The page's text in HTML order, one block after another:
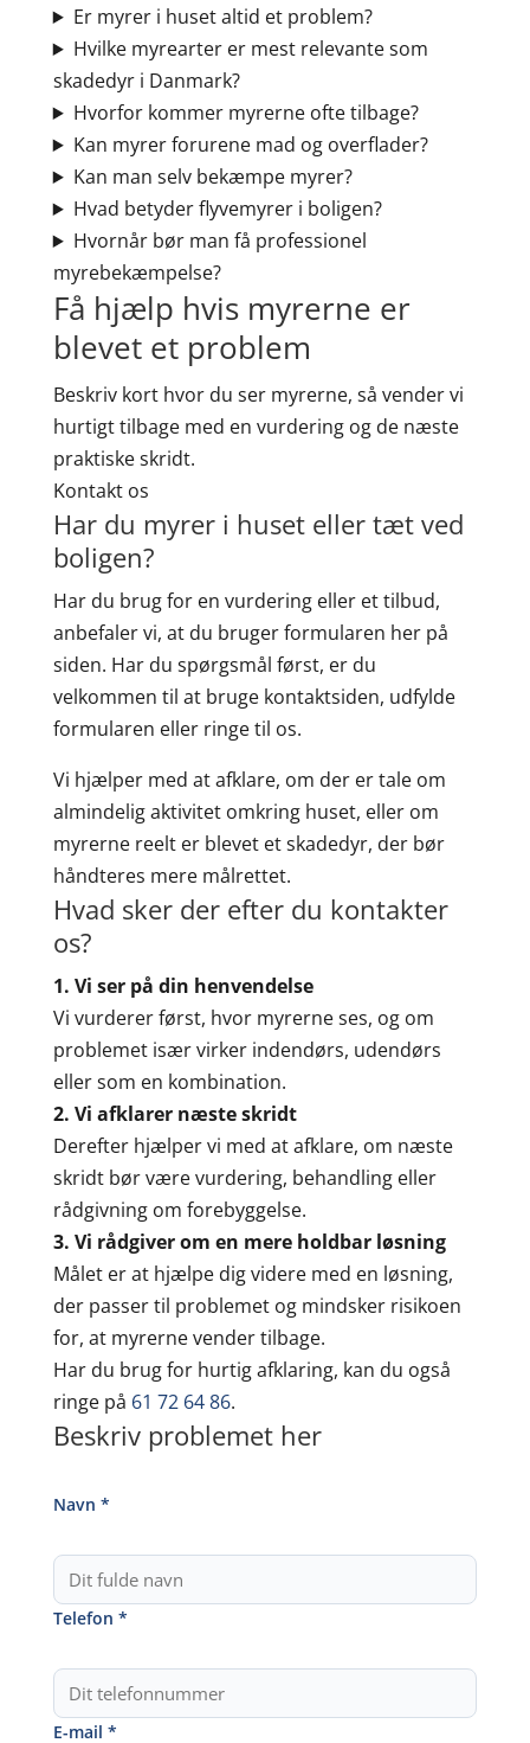
Er myrer i huset altid et problem?
Hvilke myrearter er mest relevante som
skadedyr i Danmark?
Hvorfor kommer myrerne ofte tilbage?
Kan myrer forurene mad og overflader?
Kan man selv bekæmpe myrer?
Hvad betyder flyvemyrer i boligen?
Hvornår bør man få professionel
myrebekæmpelse?
Få hjælp hvis myrerne er
blevet et problem
Beskriv kort hvor du ser myrerne, så vender vi
hurtigt tilbage med en vurdering og de næste
praktiske skridt.
Kontakt os
Har du myrer i huset eller tæt ved
boligen?
Har du brug for en vurdering eller et tilbud,
anbefaler vi, at du bruger formularen her på
siden. Har du spørgsmål først, er du
velkommen til at bruge kontaktsiden, udfylde
formularen eller ringe til os.
Vi hjælper med at afklare, om der er tale om
almindelig aktivitet omkring huset, eller om
myrerne reelt er blevet et skadedyr, der bør
håndteres mere målrettet.
Hvad sker der efter du kontakter
os?
1. Vi ser på din henvendelse
Vi vurderer først, hvor myrerne ses, og om
problemet især virker indendørs, udendørs
eller som en kombination.
2. Vi afklarer næste skridt
Derefter hjælper vi med at afklare, om næste
skridt bør være vurdering, behandling eller
rådgivning om forebyggelse.
3. Vi rådgiver om en mere holdbar løsning
Målet er at hjælpe dig videre med en løsning,
der passer til problemet og mindsker risikoen
for, at myrerne vender tilbage.
Har du brug for hurtig afklaring, kan du også
ringe på 61 72 64 86.
Beskriv problemet her
Navn *
Telefon *
E-mail *